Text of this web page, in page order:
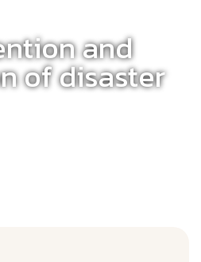
and
of disaster